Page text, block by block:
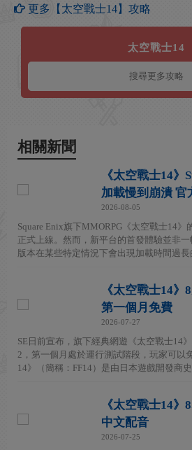
更多【太空戰士14】攻略
太空戰士14
相關新聞
《太空戰士14
加載慢到崩潰 官
2026-08-05
Square Enix旗下MMORPG《太空戰士14》
正式上線。然而，新平台的首發體驗並非
版本在某些特定情況下會出現加載時間過
《太空戰士14》
第一個月免費
2026-07-27
SE日前宣布，旗下經典網遊《太空戰士14
2，第一個月處於運行測試階段，玩家可以
14》（簡稱：FF14）是由日本遊戲開發商
《太空戰士14
中文配音
2026-07-25